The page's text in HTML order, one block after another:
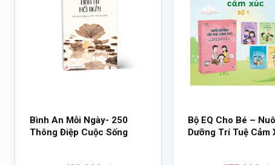
Bình An Mỗi Ngày- 250
Thông Điệp Cuộc Sống
Bộ EQ Cho Bé –
Dưỡng Trí Tuệ Cảm